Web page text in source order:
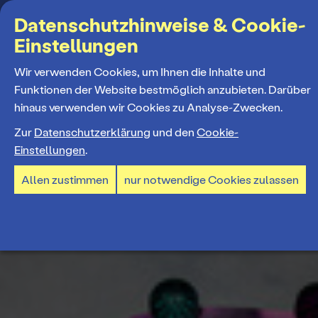
Suchbegriff
MENÜ
Programm
Spielplan
Spielzeiteröffnung
Tickets und Abos
Ticketpreise & Saalplan
Mitmachen
Datenschutzhinweise & Cookie-
Einstellungen
Wir verwenden Cookies, um Ihnen die Inhalte und
Funktionen der Website bestmöglich anzubieten. Darüber
hinaus verwenden wir Cookies zu Analyse-Zwecken.
Zur Datenschutzerklärung und den Cookie-
Einstellungen.
Allen zustimmen nur notwendige Cookies zulassen